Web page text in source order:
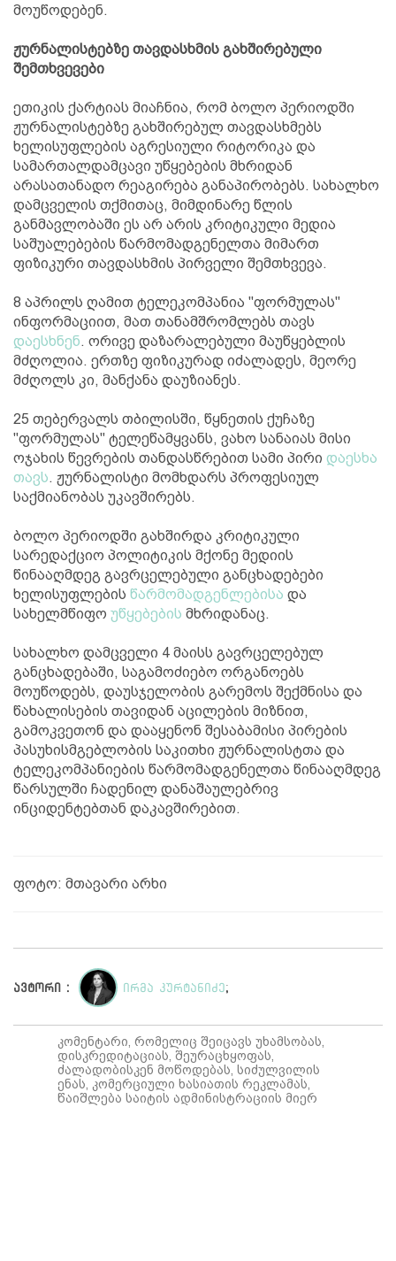
მოუწოდებენ.
ჟურნალისტებზე თავდასხმის გახშირებული
შემთხვევები
ეთიკის ქარტიას მიაჩნია, რომ ბოლო პერიოდში
ჟურნალისტებზე გახშირებულ თავდასხმებს
ხელისუფლების აგრესიული რიტორიკა და
სამართალდამცავი უწყებების მხრიდან
არასათანადო რეაგირება განაპირობებს. სახალხო
დამცველის თქმითაც, მიმდინარე წლის
განმავლობაში ეს არ არის კრიტიკული მედია
საშუალებების წარმომადგენელთა მიმართ
ფიზიკური თავდასხმის პირველი შემთხვევა.
8 აპრილს ღამით ტელეკომპანია "ფორმულას"
ინფორმაციით, მათ თანამშრომლებს თავს
დაესხნენ. ორივე დაზარალებული მაუწყებლის
მძღოლია. ერთზე ფიზიკურად იძალადეს, მეორე
მძღოლს კი, მანქანა დაუზიანეს.
25 თებერვალს თბილისში, წყნეთის ქუჩაზე
"ფორმულას" ტელეწამყვანს, ვახო სანაიას მისი
ოჯახის წევრების თანდასწრებით სამი პირი დაესხა
თავს. ჟურნალისტი მომხდარს პროფესიულ
საქმიანობას უკავშირებს.
ბოლო პერიოდში გახშირდა კრიტიკული
სარედაქციო პოლიტიკის მქონე მედიის
წინააღმდეგ გავრცელებული განცხადებები
ხელისუფლების წარმომადგენლებისა და
სახელმწიფო უწყებების მხრიდანაც.
სახალხო დამცველი 4 მაისს გავრცელებულ
განცხადებაში, საგამოძიებო ორგანოებს
მოუწოდებს, დაუსჯელობის გარემოს შექმნისა და
წახალისების თავიდან აცილების მიზნით,
გამოკვეთონ და დააყენონ შესაბამისი პირების
პასუხისმგებლობის საკითხი ჟურნალისტთა და
ტელეკომპანიების წარმომადგენელთა წინააღმდეგ
წარსულში ჩადენილ დანაშაულებრივ
ინციდენტებთან დაკავშირებით.
ფოტო: მთავარი არხი
ავტორი : ირმა კურტანიძე ;
კომენტარი, რომელიც შეიცავს უხამსობას,
დისკრედიტაციას, შეურაცხყოფას,
ძალადობისკენ მოწოდებას, სიძულვილის
ენას, კომერციული ხასიათის რეკლამას,
წაიშლება საიტის ადმინისტრაციის მიერ